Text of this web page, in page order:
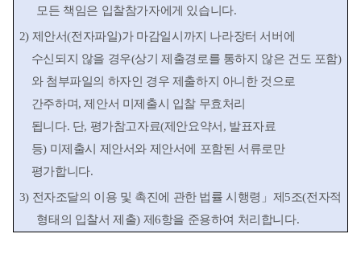
모든 책임은 입찰참가자에게 있습니다.
2) 제안서(전자파일)가 마감일시까지 나라장터 서버에
수신되지 않을 경우(상기 제출경로를 통하지 않은 건도 포함)
와 첨부파일의 하자인 경우 제출하지 아니한 것으로
간주하며,제안서 미제출시 입찰 무효처리
됩니다. 단, 평가참고자료(제안요약서 , 발표자료
등) 미제출시 제안서와 제안서에 포함된 서류로만
평가합니다.
3) 전자조달의 이용 및 촉진에 관한 법률 시행령 」 제 5조(전자적
형태의 입찰서 제출) 제6항을 준용하여 처리합니다.